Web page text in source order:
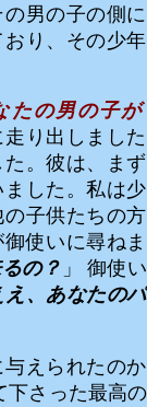
男の子の側
り、その少
たの男の子が
り出しまし
。彼は、ま
した。私は
子供たちの
使いに尋ね
の？ 」 御使
え、あなたの
えられたの
下さった最高